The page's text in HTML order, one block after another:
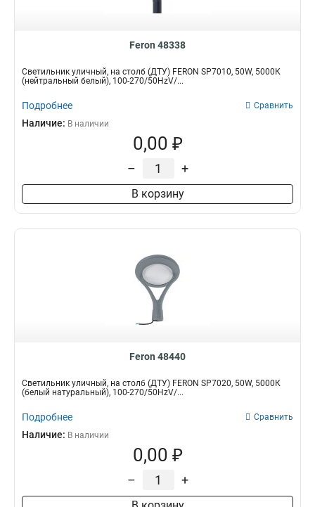
Feron 48338
Светильник уличный, на столб (ДТУ) FERON SP7010, 50W, 5000К
(нейтральный белый), 100-270/50HzV/...
Подробнее Сравнить
Наличие: В наличии
0,00 ₽
– +
В корзину
Feron 48440
Светильник уличный, на столб (ДТУ) FERON SP7020, 50W, 5000К
(белый натуральный), 100-270/50HzV/...
Подробнее Сравнить
Наличие: В наличии
0,00 ₽
– +